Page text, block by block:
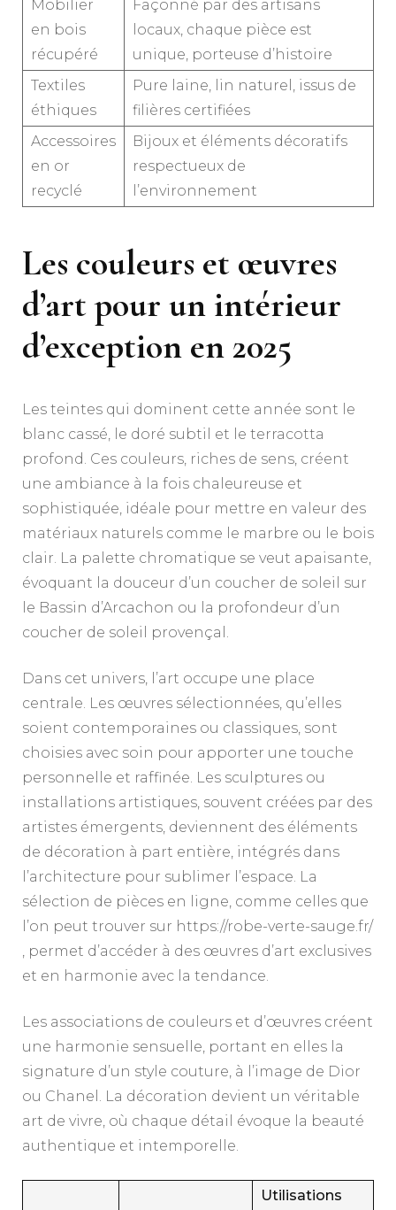
Mobilier
en bois
récupéré
Façonné par des artisans
locaux, chaque pièce est
unique, porteuse d’histoire
Textiles
éthiques
Pure laine, lin naturel, issus de
filières certifiées
Accessoires
en or
recyclé
Bijoux et éléments décoratifs
respectueux de
l’environnement
Les couleurs et œuvres
d’art pour un intérieur
d’exception en 2025
Les teintes qui dominent cette année sont le
blanc cassé, le doré subtil et le terracotta
profond. Ces couleurs, riches de sens, créent
une ambiance à la fois chaleureuse et
sophistiquée, idéale pour mettre en valeur des
matériaux naturels comme le marbre ou le bois
clair. La palette chromatique se veut apaisante,
évoquant la douceur d’un coucher de soleil sur
le Bassin d’Arcachon ou la profondeur d’un
coucher de soleil provençal.
Dans cet univers, l’art occupe une place
centrale. Les œuvres sélectionnées, qu’elles
soient contemporaines ou classiques, sont
choisies avec soin pour apporter une touche
personnelle et raffinée. Les sculptures ou
installations artistiques, souvent créées par des
artistes émergents, deviennent des éléments
de décoration à part entière, intégrés dans
l’architecture pour sublimer l’espace. La
sélection de pièces en ligne, comme celles que
l’on peut trouver sur https://robe-verte-sauge.fr/
, permet d’accéder à des œuvres d’art exclusives
et en harmonie avec la tendance.
Les associations de couleurs et d’œuvres créent
une harmonie sensuelle, portant en elles la
signature d’un style couture, à l’image de Dior
ou Chanel. La décoration devient un véritable
art de vivre, où chaque détail évoque la beauté
authentique et intemporelle.
Utilisations